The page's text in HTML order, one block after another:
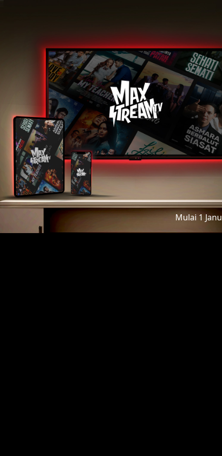
Mulai 1